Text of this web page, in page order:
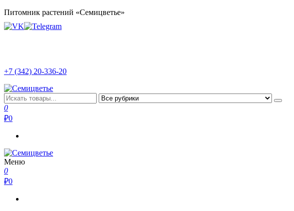
Перейти
к
содержимому
Питомник растений «Семицветье»
+7 (342) 20-336-20
Семицветье
Рассада в Перми | Тепличное хозяйство
0
₽0
Семицветье
Рассада в Перми | Тепличное хозяйство
Меню
0
₽0